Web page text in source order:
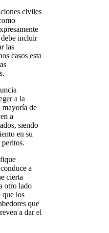
civiles
incluir
las
casos esta
a la
mayoría de
a
siendo
en su
a
cierta
otro lado
que los
que
a dar el